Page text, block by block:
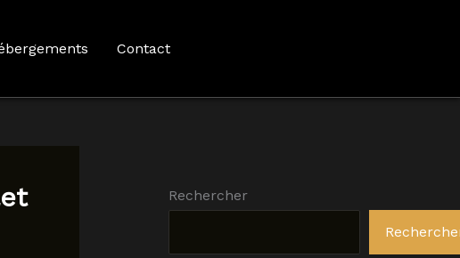
Contact
Rechercher